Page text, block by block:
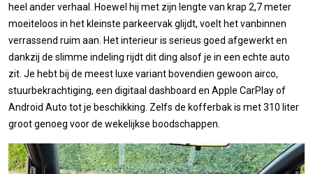
heel ander verhaal. Hoewel hij met zijn lengte van krap 2,7 meter
moeiteloos in het kleinste parkeervak glijdt, voelt het vanbinnen
verrassend ruim aan. Het interieur is serieus goed afgewerkt en
dankzij de slimme indeling rijdt dit ding alsof je in een echte auto
zit. Je hebt bij de meest luxe variant bovendien gewoon airco,
stuurbekrachtiging, een digitaal dashboard en Apple CarPlay of
Android Auto tot je beschikking. Zelfs de kofferbak is met 310 liter
groot genoeg voor de wekelijkse boodschappen.